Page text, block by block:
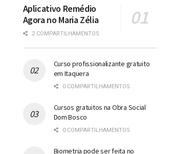
Aplicativo Remédio
Agora no Maria Zélia
2 COMPARTILHAMENTOS
Curso profissionalizante gratuito
em Itaquera
0 COMPARTILHAMENTOS
Cursos gratuitos na Obra Social
Dom Bosco
0 COMPARTILHAMENTOS
Biometria pode ser feita no